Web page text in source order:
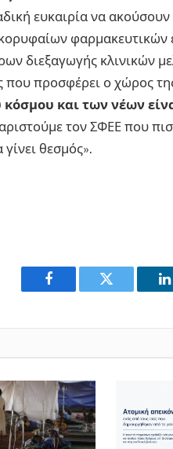
ευκαιρία να ακούσουν
φαρμακευτικών
διεξαγωγής κλινικών
που προσφέρει ο χώρος
και των νέων
τον ΣΦΕΕ που
θεσμός».
Facebook Twitter